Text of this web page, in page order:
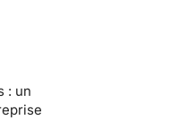
: un